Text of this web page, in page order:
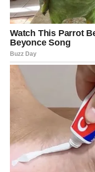
Za ove znakove vezuju
* iznenadne životne
* kreativnost i originalnost
* želja za slobodom i
* brze promjene planova
* neočekivane poslovne ili
Prema astrološkim
situacije dolaze do svojih
Zašto su ovakva
Ljudi već vijekovima
sudbini i karakteru kroz
tumačenja. Iako nema